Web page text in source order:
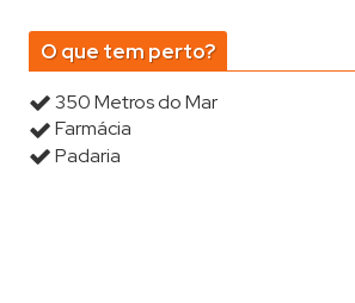
O que tem perto?
350 Metros do Mar
Farmácia
Padaria